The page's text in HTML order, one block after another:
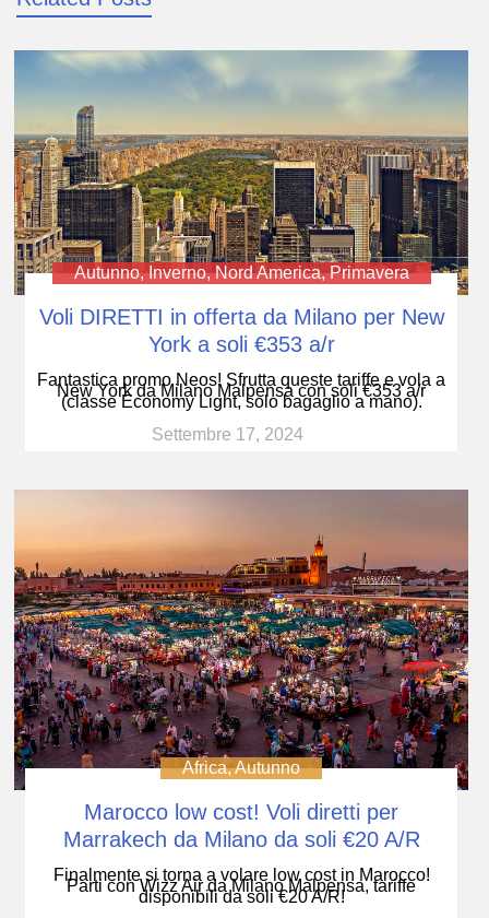
Autunno,Inverno,Nord America,Primavera
Voli DIRETTI in offerta da Milano per New
York a soli €353 a/r
Fantastica promo Neos! Sfrutta queste tariffe e vola a
New York da Milano Malpensa con soli €353 a/r
(classe Economy Light, solo bagaglio a mano).
Settembre 17, 2024
Africa,Autunno
Marocco low cost! Voli diretti per
Marrakech da Milano da soli €20 A/R
Finalmente si torna a volare low cost in Marocco!
Parti con Wizz Air da Milano Malpensa, tariffe
disponibili da soli €20 A/R!